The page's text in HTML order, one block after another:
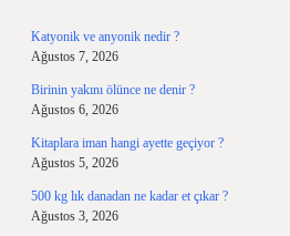
Katyonik ve anyonik nedir ?
Ağustos 7, 2026
Birinin yakını ölünce ne denir ?
Ağustos 6, 2026
Kitaplara iman hangi ayette geçiyor ?
Ağustos 5, 2026
500 kg lık danadan ne kadar et çıkar ?
Ağustos 3, 2026